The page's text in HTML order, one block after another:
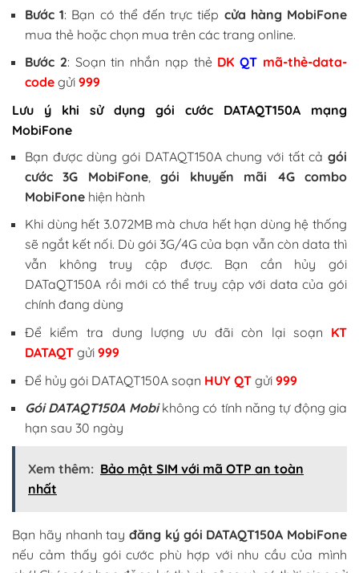
Bước 1: Bạn có thể đến trực tiếp cửa hàng MobiFone
mua thẻ hoặc chọn mua trên các trang online.
Bước 2: Soạn tin nhắn nạp thẻ DKQT mã-thẻ-data-
code gửi 999
Lưu ý khi sử dụng gói cước DATAQT150A mạng
MobiFone
Bạn được dùng gói DATAQT150A chung với tất cả gói
cước 3G MobiFone,gói khuyến mãi 4G combo
MobiFone hiện hành
Khi dùng hết 3.072MB mà chưa hết hạn dùng hệ thống
sẽ ngắt kết nối. Dù gói 3G/4G của bạn vẫn còn data thì
vẫn không truy cập được. Bạn cần hủy gói
DATaQT150A rồi mới có thể truy cập với data của gói
chính đang dùng
Để kiểm tra dung lượng ưu đãi còn lại soạn KT
DATAQT gửi 999
Để hủy gói DATAQT150A soạn HUY QT gửi 999
Gói DATAQT150A Mobikhông có tính năng tự động gia
hạn sau 30 ngày
Xem thêm: Bảo mật SIM với mã OTP an toàn
nhất
Bạn hãy nhanh tay đăng ký gói DATAQT150A MobiFone
nếu cảm thấy gói cước phù hợp với nhu cầu của mình